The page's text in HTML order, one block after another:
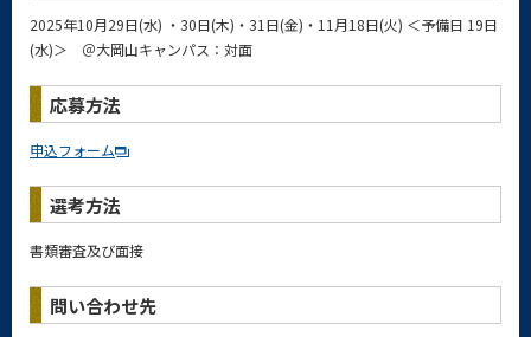
2025年10月29日(水) ・30日(木)・31日(金)・11月18日(火) ＜予備日 19日
(水)＞ ＠大岡山キャンパス：対面
応募方法
申込フォーム
選考方法
書類審査及び面接
問い合わせ先